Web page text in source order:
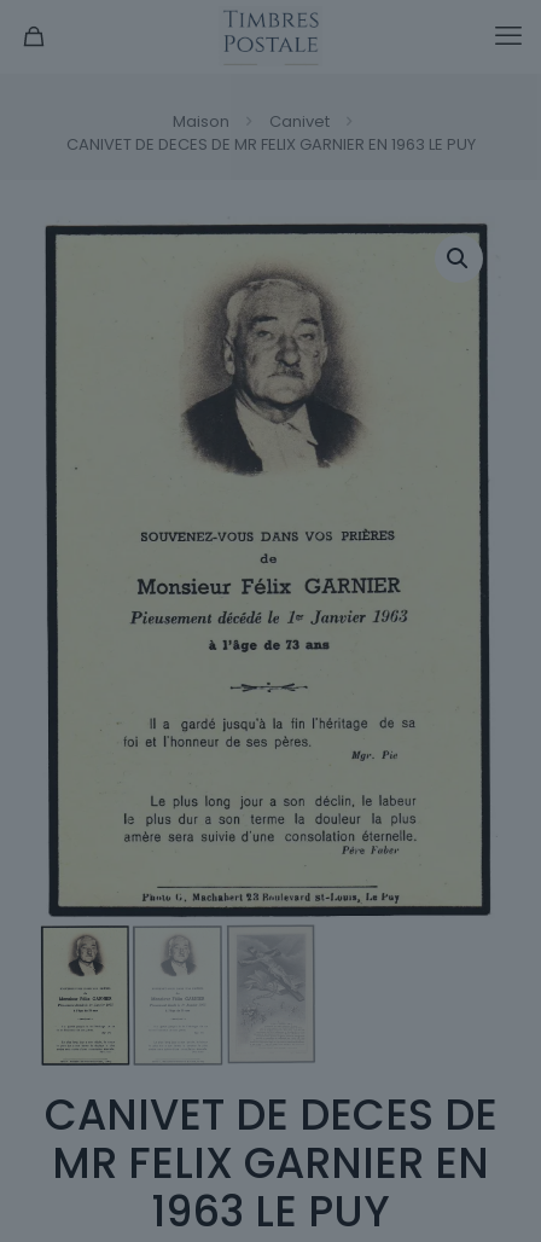
Maison
Canivet
CANIVET DE DECES DE MR FELIX GARNIER EN 1963 LE PUY
CANIVET DE DECES DE
MR FELIX GARNIER EN
1963 LE PUY